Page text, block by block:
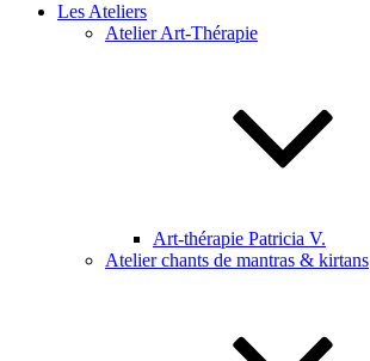
Les Ateliers
Atelier Art-Thérapie
Art-thérapie Patricia V.
Atelier chants de mantras & kirtans